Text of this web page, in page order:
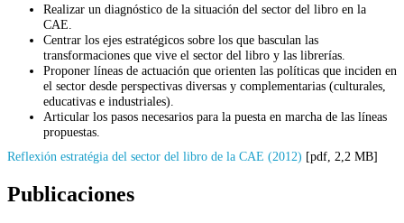
Realizar un diagnóstico de la situación del sector del libro en la
CAE.
Centrar los ejes estratégicos sobre los que basculan las
transformaciones que vive el sector del libro y las librerías.
Proponer líneas de actuación que orienten las políticas que inciden en
el sector desde perspectivas diversas y complementarias (culturales,
educativas e industriales).
Articular los pasos necesarios para la puesta en marcha de las líneas
propuestas.
Reflexión estratégia del sector del libro de la CAE (2012) [pdf, 2,2 MB]
Publicaciones